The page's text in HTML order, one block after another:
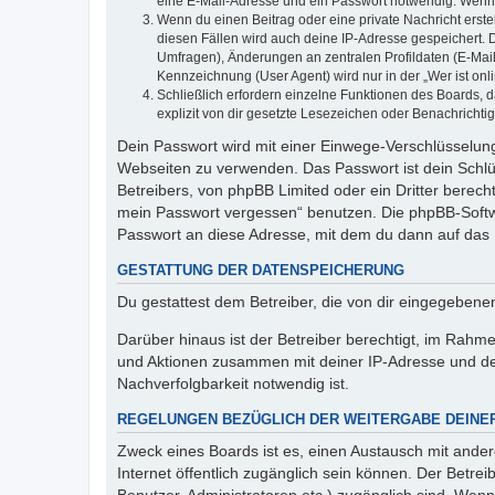
Wenn du einen Beitrag oder eine private Nachricht
diesen Fällen wird auch deine IP-Adresse gespeichert.
Umfragen), Änderungen an zentralen Profildaten (E-
Kennzeichnung (User Agent) wird nur in der „Wer ist
Schließlich erfordern einzelne Funktionen des Boards,
explizit von dir gesetzte Lesezeichen oder
Dein Passwort wird mit einer Einwege-
Webseiten zu verwenden. Das Passwort ist dein
Betreibers, von phpBB Limited oder ein Dritter
mein Passwort vergessen“ benutzen. Die phpBB-
Passwort an diese Adresse, mit dem du dann auf
GESTATTUNG DER DATENSPEICHERUNG
Du gestattest dem Betreiber, die von dir
Darüber hinaus ist der Betreiber berechtigt, im
und Aktionen zusammen mit deiner IP-Adresse und
Nachverfolgbarkeit notwendig ist.
REGELUNGEN BEZÜGLICH DER WEITERGABE
Zweck eines Boards ist es, einen Austausch mit
Internet öffentlich zugänglich sein können. Der